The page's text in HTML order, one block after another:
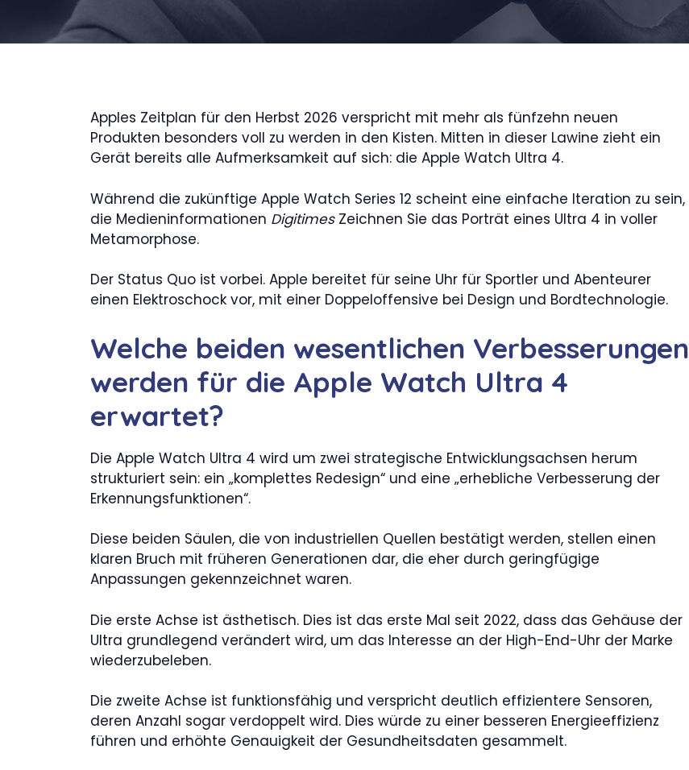
Apples Zeitplan für den Herbst 2026 verspricht mit mehr als fünfzehn neuen
Produkten besonders voll zu werden in den Kisten. Mitten in dieser Lawine zieht ein
Gerät bereits alle Aufmerksamkeit auf sich: die Apple Watch Ultra 4.
Während die zukünftige Apple Watch Series 12 scheint eine einfache Iteration zu sein,
die Medieninformationen DigitimesZeichnen Sie das Porträt eines Ultra 4 in voller
Metamorphose.
Der Status Quo ist vorbei. Apple bereitet für seine Uhr für Sportler und Abenteurer
einen Elektroschock vor, mit einer Doppeloffensive bei Design und Bordtechnologie.
Welche beiden wesentlichen Verbesserungen
werden für die Apple Watch Ultra 4
erwartet?
Die Apple Watch Ultra 4 wird um zwei strategische Entwicklungsachsen herum
strukturiert sein: ein „komplettes Redesign“ und eine „erhebliche Verbesserung der
Erkennungsfunktionen“.
Diese beiden Säulen, die von industriellen Quellen bestätigt werden, stellen einen
klaren Bruch mit früheren Generationen dar, die eher durch geringfügige
Anpassungen gekennzeichnet waren.
Die erste Achse ist ästhetisch. Dies ist das erste Mal seit 2022, dass das Gehäuse der
Ultra grundlegend verändert wird, um das Interesse an der High-End-Uhr der Marke
wiederzubeleben.
Die zweite Achse ist funktionsfähig und verspricht deutlich effizientere Sensoren,
deren Anzahl sogar verdoppelt wird. Dies würde zu einer besseren Energieeffizienz
führen und erhöhte Genauigkeit der Gesundheitsdaten gesammelt.